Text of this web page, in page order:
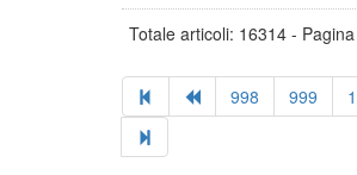
Totale articoli: 16314 -
998 999